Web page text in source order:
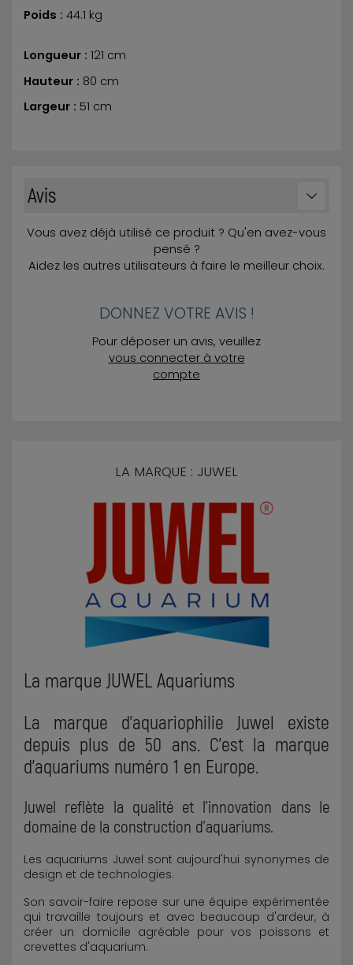
Poids : 44.1 kg
Longueur : 121 cm
Hauteur : 80 cm
Largeur : 51 cm
Avis
Vous avez déjà utilisé ce produit ? Qu'en avez-vous
pensé ?
Aidez les autres utilisateurs à faire le meilleur choix.
DONNEZ VOTRE AVIS !
Pour déposer un avis, veuillez
vous connecter à votre
compte
LA MARQUE : JUWEL
La marque JUWEL Aquariums
La marque d'aquariophilie Juwel existe
depuis plus de 50 ans. C'est la marque
d'aquariums numéro 1 en Europe.
Juwel reflète la qualité et l'innovation dans le
domaine de la construction d'aquariums.
Les aquariums Juwel sont aujourd'hui synonymes de
design et de technologies.
Son savoir-faire repose sur une équipe expérimentée
qui travaille toujours et avec beaucoup d'ardeur, à
créer un domicile agréable pour vos poissons et
crevettes d'aquarium.